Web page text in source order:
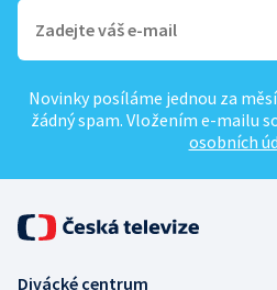
Novinky posíláme jednou za
žádný spam. Vložením e-mailu
osobních